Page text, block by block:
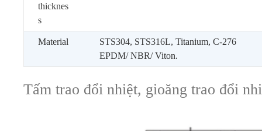
thicknes
s
Material
STS304, STS316L, Titanium, C-276
EPDM/ NBR/ Viton.
Tấm trao đổi nhiệt, gioăng trao đổi